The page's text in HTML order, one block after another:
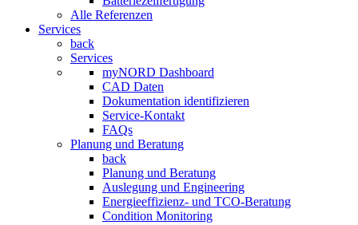
Alle Referenzen
Services
back
Services
myNORD Dashboard
CAD Daten
Dokumentation identifizieren
Service-Kontakt
FAQs
Planung und Beratung
back
Planung und Beratung
Auslegung und Engineering
Energieeffizienz- und TCO-Beratung
Condition Monitoring